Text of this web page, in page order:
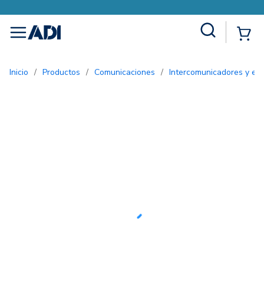
menu
Inicio / Productos / Comunicaciones / Intercomunicadores y